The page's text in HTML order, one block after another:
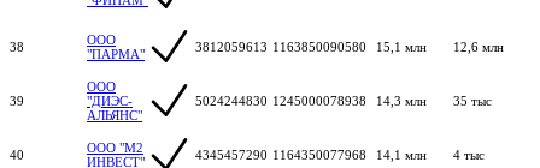
38
ООО
"ПАРМА"
3812059613 1163850090580 15,1 млн 12,6 млн
39
ООО
"ДИЭС-
АЛЬЯНС"
5024244830 1245000078938 14,3 млн 35 тыс
40
ООО "М2
ИНВЕСТ"
4345457290 1164350077968 14,1 млн 4 тыс